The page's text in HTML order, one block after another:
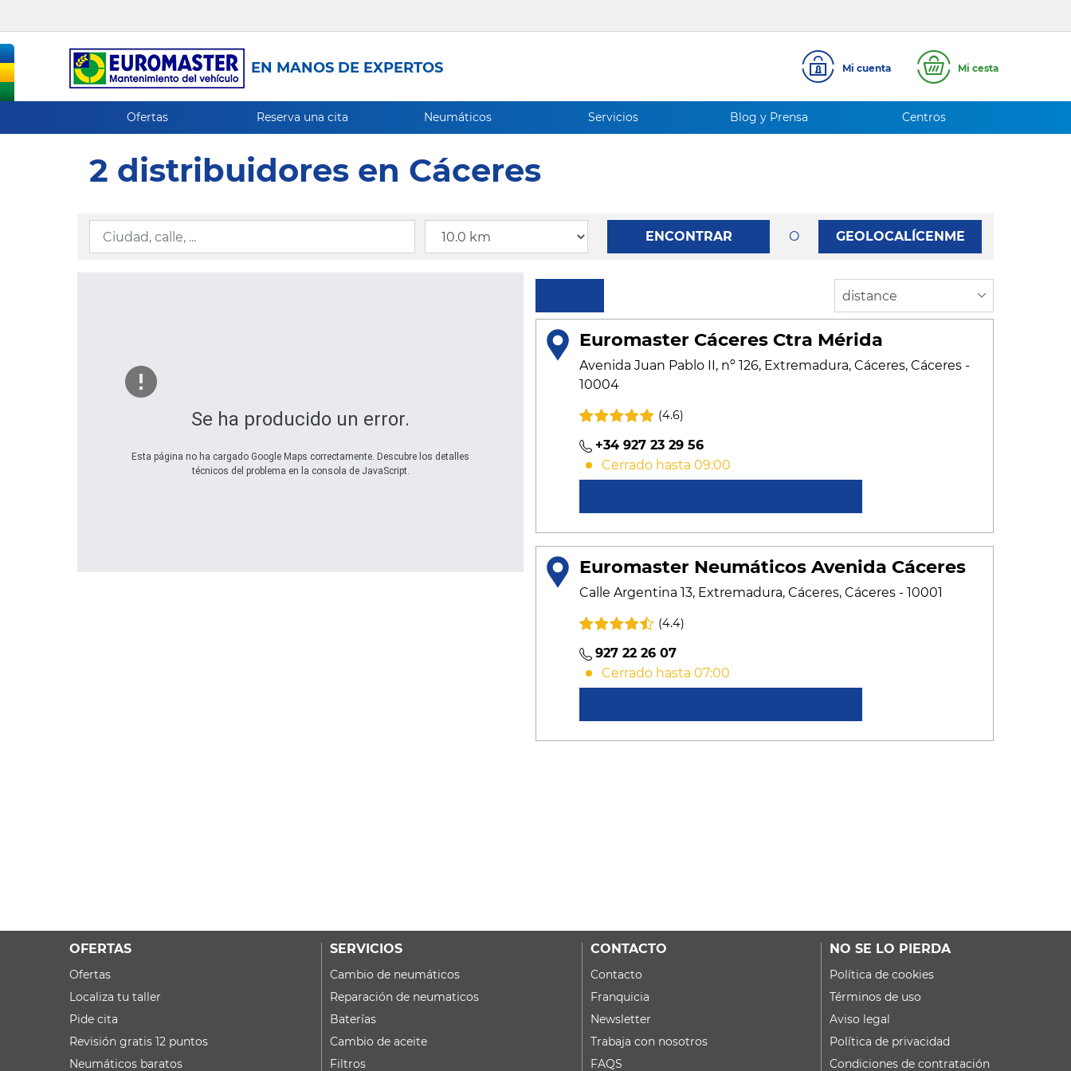
EN MANOS DE EXPERTOS Mi cuenta Mi cesta
Ofertas Reserva una cita Neumáticos Servicios Blog y Prensa Centros
2 distribuidores en Cáceres
Ingresar la información de localización Radio ENCONTRAR O GEOLOCALÍCENME
Se ha producido un error.
Esta página no ha cargado Google Maps correctamente. Descubre los detalles
técnicos del problema en la consola de JavaScript.
Euromaster Cáceres Ctra Mérida
Avenida Juan Pablo II, nº 126, Extremadura, Cáceres, Cáceres -
10004
(4.6)
+34 927 23 29 56
Cerrado hasta 09:00
Euromaster Neumáticos Avenida Cáceres
Calle Argentina 13, Extremadura, Cáceres, Cáceres - 10001
(4.4)
927 22 26 07
Cerrado hasta 07:00
OFERTAS
Ofertas
Localiza tu taller
Pide cita
Revisión gratis 12 puntos
Neumáticos baratos
SERVICIOS
Cambio de neumáticos
Reparación de neumaticos
Baterías
Cambio de aceite
Filtros
CONTACTO
Contacto
Franquicia
Newsletter
Trabaja con nosotros
FAQS
NO SE LO PIERDA
Política de cookies
Términos de uso
Aviso legal
Política de privacidad
Condiciones de contratación